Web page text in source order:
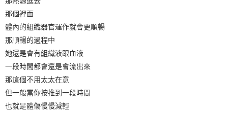
那個裡面
體內的組織器官運作就會更順暢
那順暢的過程中
她還是會有組織液跟血液
一段時間都會還是會流出來
那這個不用太太在意
但一般當你按推到一段時間
也就是體傷慢慢減輕